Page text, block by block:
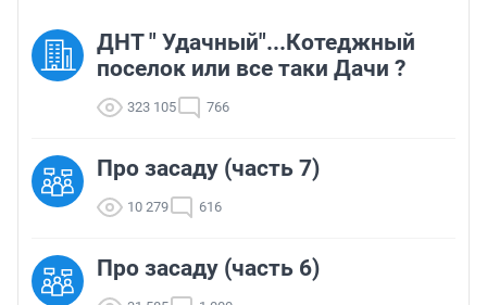
ДНТ " Удачный"...Котеджный
поселок или все таки Дачи ?
323 105 766
Про засаду (часть 7)
10 279 616
Про засаду (часть 6)